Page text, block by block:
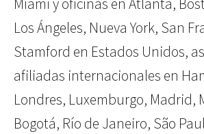
Miami y oficinas en Atlanta,
Los Ángeles, Nueva York, San
Stamford en Estados Unidos,
afiliadas internacionales en
Londres, Luxemburgo, Madrid,
Bogotá, Río de Janeiro, São